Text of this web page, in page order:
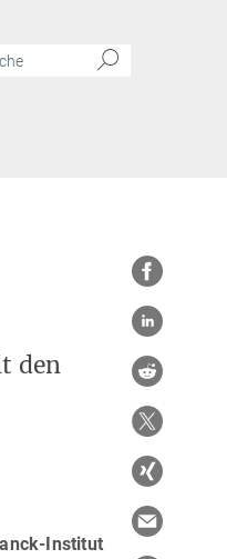
den
Institut